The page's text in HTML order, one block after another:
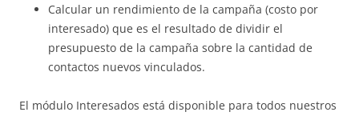
Calcular un rendimiento de la campaña (costo por
interesado) que es el resultado de dividir el
presupuesto de la campaña sobre la cantidad de
contactos nuevos vinculados.
El módulo Interesados está disponible para todos nuestros